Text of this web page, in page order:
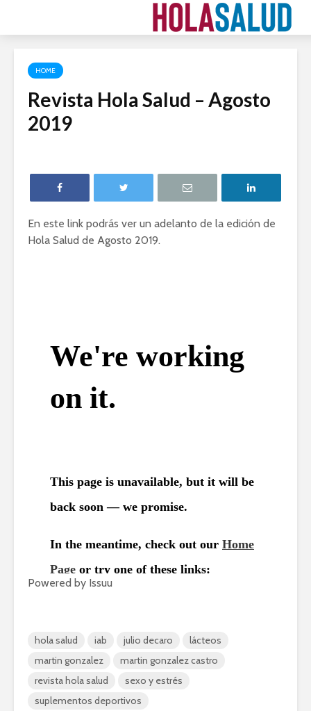
HOME
Revista Hola Salud – Agosto
2019
En este link podrás ver un adelanto de la edición de
Hola Salud de Agosto 2019.
Powered by Issuu
hola salud iab julio decaro
lácteos
martin gonzalez
martin gonzalez castro
revista hola salud
sexo y estrés
suplementos deportivos